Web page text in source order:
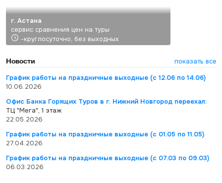
г. Астана
сервис сравнения цен на туры
-круглосуточно, без выходных
Новости
показать все
График работы на праздничные выходные (с 12.06 по 14.06)
10.06.2026
Офис Банка Горящих Туров в г. Нижний Новгород переехал:
ТЦ "Мега", 1 этаж
22.05.2026
График работы на праздничные выходные (с 01.05 по 11.05)
27.04.2026
График работы на праздничные выходные (с 07.03 по 09.03)
06.03.2026